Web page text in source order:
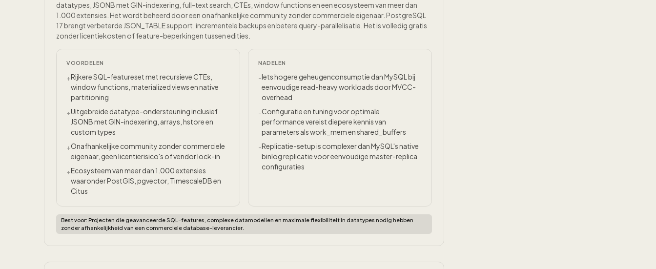
datatypes, JSONB met GIN-indexering, full-text search, CTEs, window functions en een ecosysteem van meer dan
1.000 extensies. Het wordt beheerd door een onafhankelijke community zonder commerciele eigenaar. PostgreSQL
17 brengt verbeterde JSON_TABLE support, incrementele backups en betere query-parallelisatie. Het is volledig gratis
zonder licentiekosten of feature-beperkingen tussen edities.
VOORDELEN
+Rijkere SQL-featureset met recursieve CTEs,
window functions, materialized views en native
partitioning
+Uitgebreide datatype-ondersteuning inclusief
JSONB met GIN-indexering, arrays, hstore en
custom types
+Onafhankelijke community zonder commerciele
eigenaar, geen licentierisico's of vendor lock-in
+Ecosysteem van meer dan 1.000 extensies
waaronder PostGIS, pgvector, TimescaleDB en
Citus
NADELEN
-Iets hogere geheugenconsumptie dan MySQL bij
eenvoudige read-heavy workloads door MVCC-
overhead
-Configuratie en tuning voor optimale
performance vereist diepere kennis van
parameters als work_mem en shared_buffers
-Replicatie-setup is complexer dan MySQL's native
binlog replicatie voor eenvoudige master-replica
configuraties
Best voor: Projecten die geavanceerde SQL-features, complexe datamodellen en maximale flexibiliteit in datatypes nodig hebben
zonder afhankelijkheid van een commerciele database-leverancier.